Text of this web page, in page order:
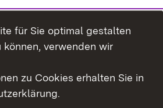
für Sie optimal gestalten
können, verwenden wir
zu Cookies erhalten Sie in